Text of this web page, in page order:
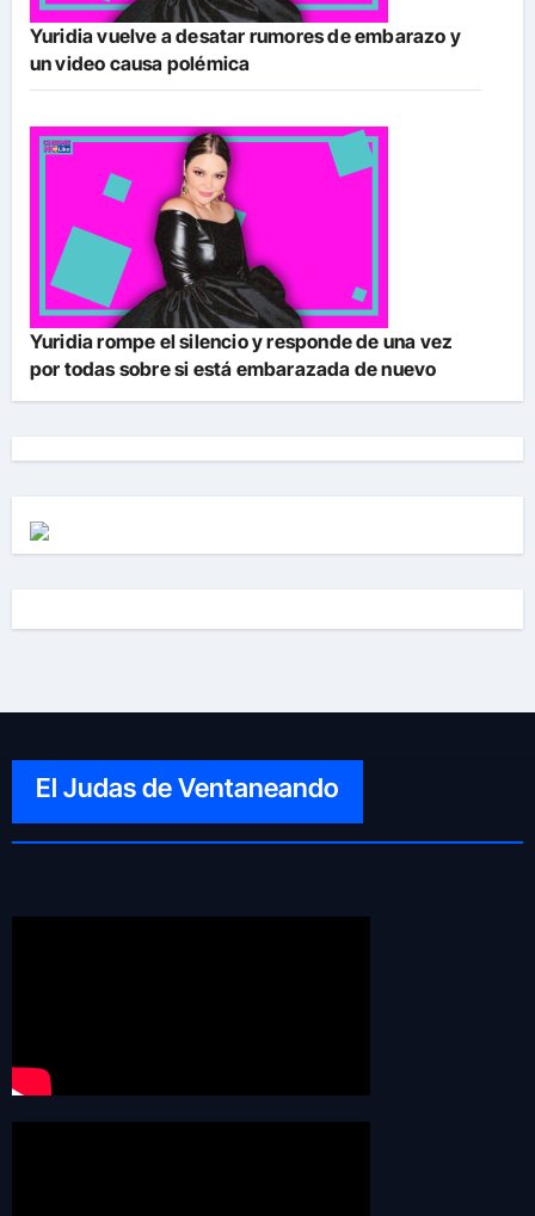
Yuridia vuelve a desatar rumores de embarazo y
un video causa polémica
Yuridia rompe el silencio y responde de una vez
por todas sobre si está embarazada de nuevo
El Judas de Ventaneando